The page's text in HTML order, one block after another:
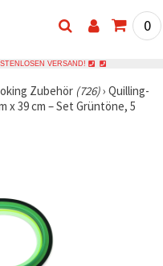
0
VERSAND!
Zubehör (726)› Quilling-
x 39 cm – Set Grüntöne, 5